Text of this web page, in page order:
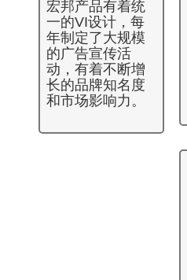
宏邦产品有着统
一的VI设计，每
年制定了大规模
的广告宣传活
动，有着不断增
长的品牌知名度
和市场影响力。